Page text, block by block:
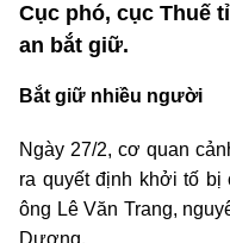
Cục phó, cục Thuế
an bắt giữ.
Bắt giữ nhiều người
Ngày 27/2, cơ quan
ra quyết định khởi tố bị
ông Lê Văn Trang,